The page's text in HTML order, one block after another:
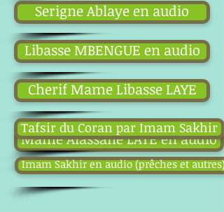
Serigne Ablaye en audio
Mame Alassane LAYE en audio
Libasse MBENGUE en audio
Cherif Mame Libasse LAYE
Tafsir du Coran par Imam Sakhir
Imam Sakhir en audio (prêches et autres)